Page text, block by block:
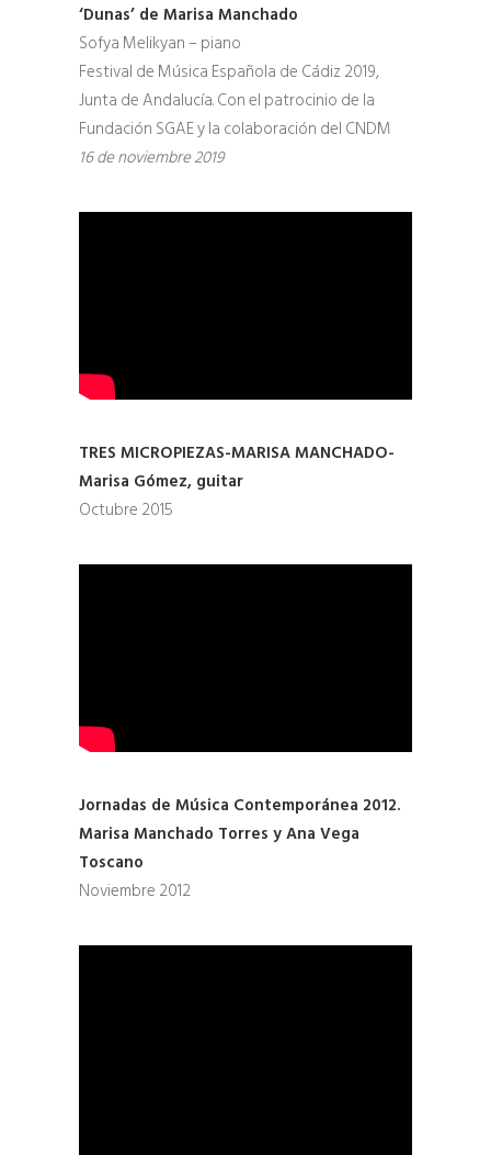
‘Dunas’ de Marisa Manchado
Sofya Melikyan – piano
Festival de Música Española de Cádiz 2019,
Junta de Andalucía. Con el patrocinio de la
Fundación SGAE y la colaboración del CNDM
16 de noviembre 2019
TRES MICROPIEZAS-MARISA MANCHADO-
Marisa Gómez, guitar
Octubre 2015
Jornadas de Música Contemporánea 2012.
Marisa Manchado Torres y Ana Vega
Toscano
Noviembre 2012